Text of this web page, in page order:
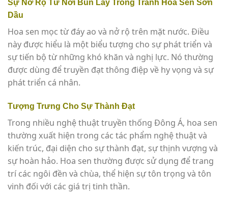
Sự Nở Rộ Từ Nơi Bùn Lầy Trong Tranh Hoa Sen Sơn
Dầu
Hoa sen mọc từ đáy ao và nở rộ trên mặt nước. Điều
này được hiểu là một biểu tượng cho sự phát triển và
sự tiến bộ từ những khó khăn và nghị lực. Nó thường
được dùng để truyền đạt thông điệp về hy vọng và sự
phát triển cá nhân.
Tượng Trưng Cho Sự Thành Đạt
Trong nhiều nghệ thuật truyền thống Đông Á, hoa sen
thường xuất hiện trong các tác phẩm nghệ thuật và
kiến trúc, đại diện cho sự thành đạt, sự thịnh vượng và
sự hoàn hảo. Hoa sen thường được sử dụng để trang
trí các ngôi đền và chùa, thể hiện sự tôn trọng và tôn
vinh đối với các giá trị tinh thần.